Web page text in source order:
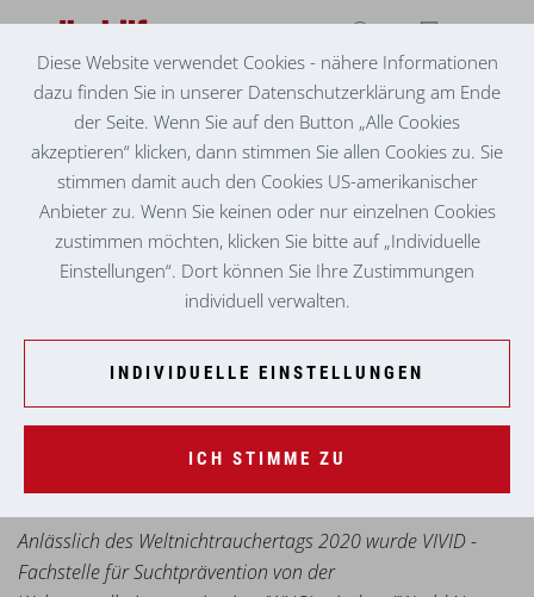
FACHSTELLE FÜR SUCHTPRÄVENTION
VIVID BEKOMMT WHO-PREIS
Anlässlich des Weltnichtrauchertags 2020 wurde VIVID -
Fachstelle für Suchtprävention von der
Diese Website verwendet Cookies - nähere Informationen
dazu finden Sie in unserer Datenschutzerklärung am Ende
der Seite. Wenn Sie auf den Button „Alle Cookies
akzeptieren“ klicken, dann stimmen Sie allen Cookies zu. Sie
stimmen damit auch den Cookies US-amerikanischer
Anbieter zu. Wenn Sie keinen oder nur einzelnen Cookies
zustimmen möchten, klicken Sie bitte auf „Individuelle
Einstellungen“. Dort können Sie Ihre Zustimmungen
individuell verwalten.
INDIVIDUELLE EINSTELLUNGEN
ICH STIMME ZU